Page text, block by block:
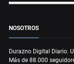
NOSOTROS
Durazno Digital Diario.
Más de 88.000